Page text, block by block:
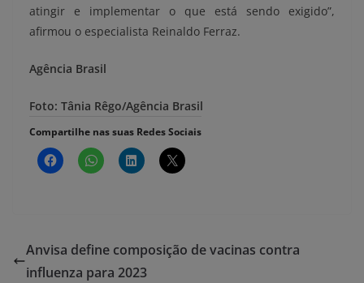
atingir e implementar o que está sendo exigido”,
afirmou o especialista Reinaldo Ferraz.
Agência Brasil
Foto: Tânia Rêgo/Agência Brasil
Compartilhe nas suas Redes Sociais
Anvisa define composição de vacinas contra
influenza para 2023